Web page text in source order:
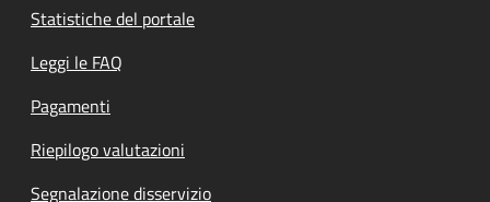
Statistiche del portale
Leggi le FAQ
Pagamenti
Riepilogo valutazioni
Segnalazione disservizio